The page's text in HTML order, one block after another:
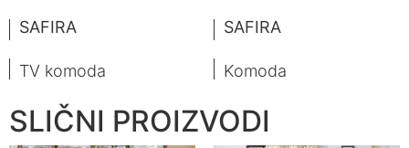
SAFIRA
TV komoda
SAFIRA
Komoda
SLIČNI PROIZVODI